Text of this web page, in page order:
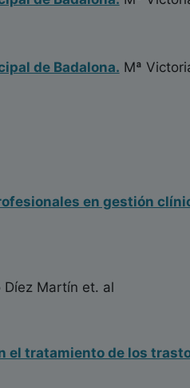
de Badalona. Mª
en gestión
Díez Martín et. al
el tratamiento de los